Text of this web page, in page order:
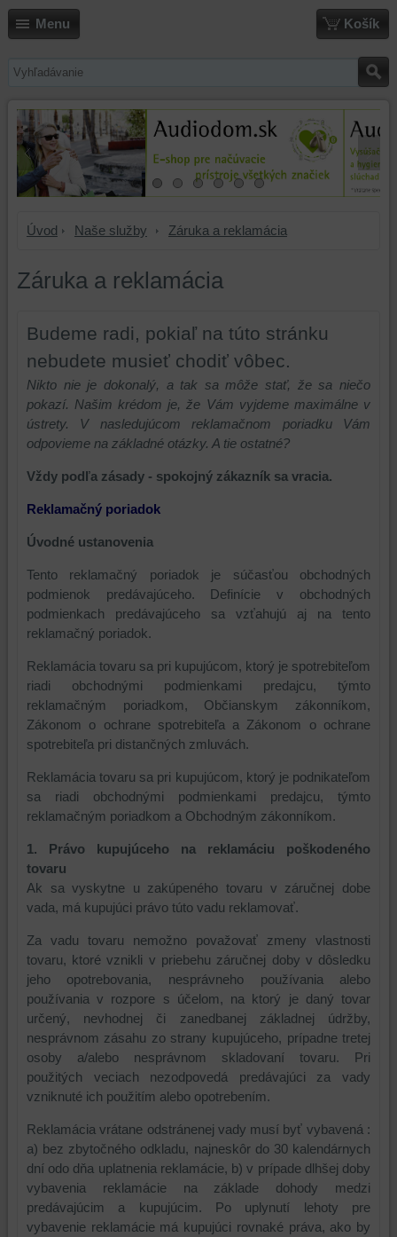
Menu Košík
Úvod Naše služby Záruka a reklamácia
Záruka a reklamácia
Budeme radi, pokiaľ na túto stránku
nebudete musieť chodiť vôbec.
Nikto nie je dokonalý, a tak sa môže stať, že sa niečo
pokazí. Našim krédom je, že Vám vyjdeme maximálne v
ústrety. V nasledujúcom reklamačnom poriadku Vám
odpovieme na základné otázky. A tie ostatné?
Vždy podľa zásady - spokojný zákazník sa vracia.
Reklamačný poriadok
Úvodné ustanovenia
Tento reklamačný poriadok je súčasťou obchodných
podmienok predávajúceho. Definície v obchodných
podmienkach predávajúceho sa vzťahujú aj na tento
reklamačný poriadok.
Reklamácia tovaru sa pri kupujúcom, ktorý je spotrebiteľom
riadi obchodnými podmienkami predajcu, týmto
reklamačným poriadkom, Občianskym zákonníkom,
Zákonom o ochrane spotrebiteľa a Zákonom o ochrane
spotrebiteľa pri distančných zmluvách.
Reklamácia tovaru sa pri kupujúcom, ktorý je podnikateľom
sa riadi obchodnými podmienkami predajcu, týmto
reklamačným poriadkom a Obchodným zákonníkom.
1. Právo kupujúceho na reklamáciu poškodeného
tovaru
Ak sa vyskytne u zakúpeného tovaru v záručnej dobe
vada, má kupujúci právo túto vadu reklamovať.
Za vadu tovaru nemožno považovať zmeny vlastnosti
tovaru, ktoré vznikli v priebehu záručnej doby v dôsledku
jeho opotrebovania, nesprávneho používania alebo
používania v rozpore s účelom, na ktorý je daný tovar
určený, nevhodnej či zanedbanej základnej údržby,
nesprávnom zásahu zo strany kupujúceho, prípadne tretej
osoby a/alebo nesprávnom skladovaní tovaru. Pri
použitých veciach nezodpovedá predávajúci za vady
vzniknuté ich použitím alebo opotrebením.
Reklamácia vrátane odstránenej vady musí byť vybavená :
a) bez zbytočného odkladu, najneskôr do 30 kalendárnych
dní odo dňa uplatnenia reklamácie, b) v prípade dlhšej doby
vybavenia reklamácie na základe dohody medzi
predávajúcim a kupujúcim. Po uplynutí lehoty pre
vybavenie reklamácie má kupujúci rovnaké práva, ako by